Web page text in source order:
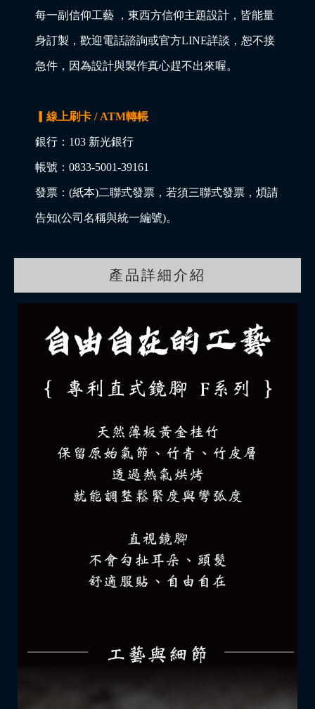
每一副信仰工藝 ，東西方信仰主題設計，皆能量
身訂製，歡迎電話諮詢或官方LINE詳談，恕不接
急件，因為設計與製作真心趕不出來喔。
▎線上刷卡 / ATM轉帳
銀行：103 新光銀行
帳號：0833-5001-39161
發票：(紙本)二聯式發票，若須三聯式發票，煩請
告知(公司名稱與統一編號)。
產品詳細介紹